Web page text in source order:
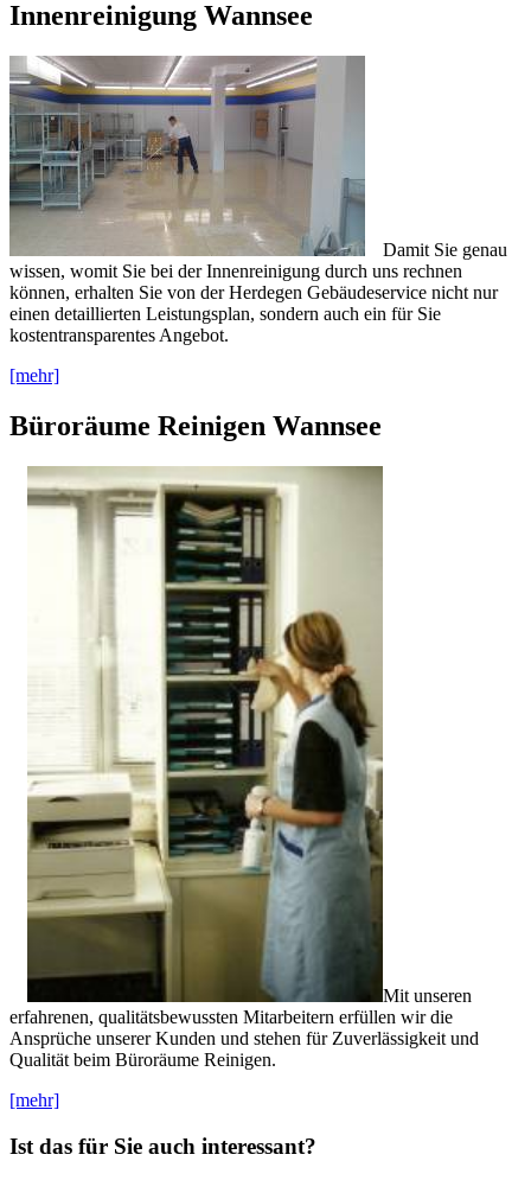
Innenreinigung Wannsee
Damit Sie genau
wissen, womit Sie bei der Innenreinigung durch uns rechnen
können, erhalten Sie von der Herdegen Gebäudeservice nicht nur
einen detaillierten Leistungsplan, sondern auch ein für Sie
kostentransparentes Angebot.
[mehr]
Büroräume Reinigen Wannsee
Mit unseren
erfahrenen, qualitätsbewussten Mitarbeitern erfüllen wir die
Ansprüche unserer Kunden und stehen für Zuverlässigkeit und
Qualität beim Büroräume Reinigen.
[mehr]
Ist das für Sie auch interessant?